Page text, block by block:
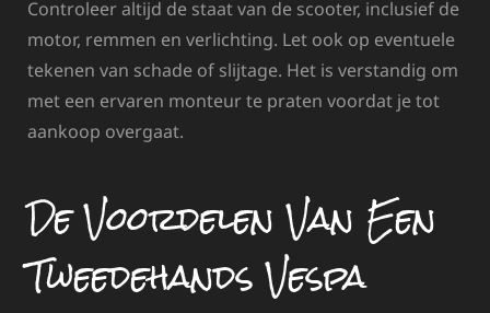
Controleer altijd de staat van de scooter, inclusief de
motor, remmen en verlichting. Let ook op eventuele
tekenen van schade of slijtage. Het is verstandig om
met een ervaren monteur te praten voordat je tot
aankoop overgaat.
De Voordelen Van Een
Tweedehands Vespa